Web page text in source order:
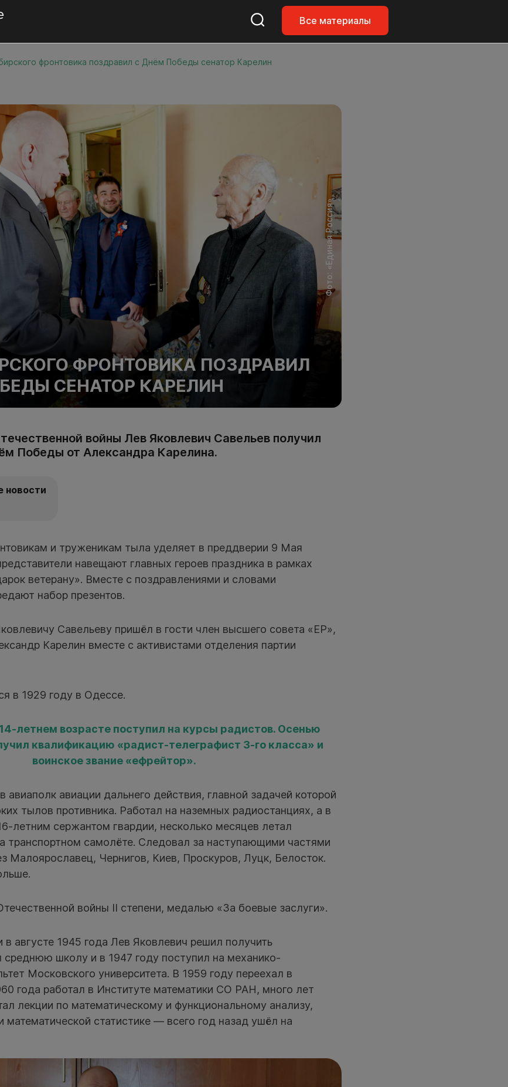
Все материалы
фронтовика поздравил с Днём Победы сенатор Карелин
Фото: «Единая Россия»
ФРОНТОВИКА ПОЗДРАВИЛ
СЕНАТОР КАРЕЛИН
войны Лев Яковлевич Савельев получил
Победы от Александра Карелина.
новости
и труженикам тыла уделяет в преддверии 9 Мая
навещают главных героев праздника в рамках
ветерану». Вместе с поздравлениями и словами
набор презентов.
Савельеву пришёл в гости член высшего совета «ЕР»,
Карелин вместе с активистами отделения партии
в 1929 году в Одессе.
летнем возрасте поступил на курсы радистов. Осенью
квалификацию «радист-телеграфист 3-го класса» и
воинское звание «ефрейтор».
авиаполк авиации дальнего действия, главной задачей которой
тылов противника. Работал на наземных радиостанциях, а в
летним сержантом гвардии, несколько месяцев летал
транспортном самолёте. Следовал за наступающими частями
Малоярославец, Чернигов, Киев, Проскуров, Луцк, Белосток.
войны II степени, медалью «За боевые заслуги».
августе 1945 года Лев Яковлевич решил получить
среднюю школу и в 1947 году поступил на механико-
Московского университета. В 1959 году переехал в
года работал в Институте математики СО РАН, много лет
лекции по математическому и функциональному анализу,
математической статистике — всего год назад ушёл на